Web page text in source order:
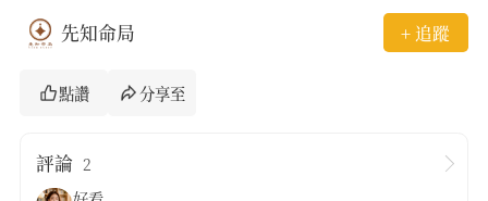
先知命局 + 追蹤
點讚 分享至
評論 2